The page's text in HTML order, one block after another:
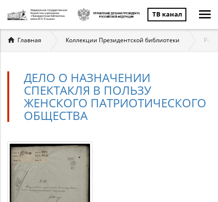
ТВ канал
Вы
здесь
Главная Коллекции Президентской библиотеки
ДЕЛО О НАЗНАЧЕНИИ
СПЕКТАКЛЯ В ПОЛЬЗУ
ЖЕНСКОГО ПАТРИОТИЧЕСКОГО
ОБЩЕСТВА